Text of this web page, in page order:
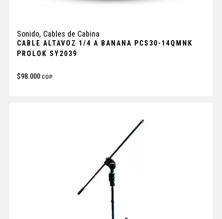
Sonido, Cables de Cabina
CABLE ALTAVOZ 1/4 A BANANA PCS30-14QMNK
PROLOK SY2039
$98.000 COP